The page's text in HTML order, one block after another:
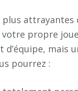
attrayantes
propre
d’équipe, mais
pourrez :